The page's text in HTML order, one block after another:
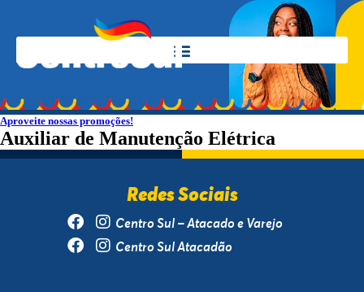
Aproveite nossas promoções!
Auxiliar de Manutenção Elétrica
Redes Sociais
Centro Sul – Atacado e Varejo
Centro Sul Atacadão